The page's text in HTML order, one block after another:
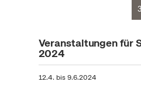
3
Veranstaltungen für
2024
12.4. bis9.6.2024